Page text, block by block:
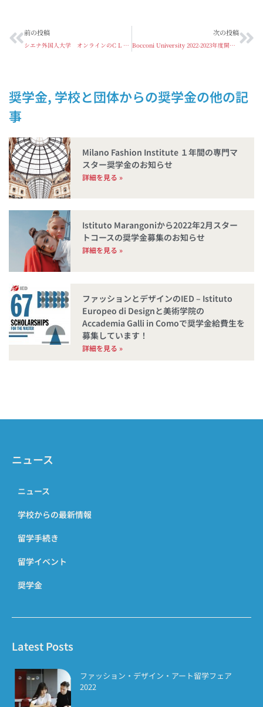
前の投稿
シエナ外国人大学 オンラインのC L I D遠隔イタリア語コース開講のお知らせ
次の投稿
Bocconi University 2022-2023年度開講Bachelor’s degree program の第一次募集開始のお知らせ！
奨学金, 学校と団体からの奨学金
Milano Fashion Institute １年間の専門マ
スター奨学金のお知らせ
詳細を見る »
Istituto Marangoniから2022年2月スター
トコースの奨学金募集のお知らせ
詳細を見る »
ファッションとデザインのIED – Istituto
Europeo di Designと美術学院の
Accademia Galli in Comoで奨学金給費生を
募集しています！
詳細を見る »
ニュース
ニュース
学校からの最新情報
留学手続き
留学イベント
奨学金
Latest Posts
ファッション・デザイン・アート留学フェア
2022